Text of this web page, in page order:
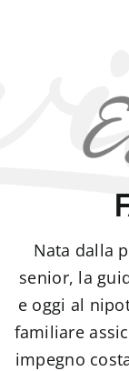
Nata dalla
senior, la
e oggi al
familiare
impegno